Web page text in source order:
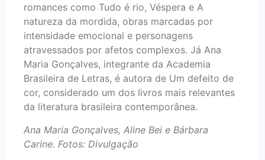
romances como Tudo é rio, Véspera e A
natureza da mordida, obras marcadas por
intensidade emocional e personagens
atravessados por afetos complexos. Já Ana
Maria Gonçalves, integrante da Academia
Brasileira de Letras, é autora de Um defeito de
cor, considerado um dos livros mais relevantes
da literatura brasileira contemporânea.
Ana Maria Gonçalves, Aline Bei e Bárbara
Carine. Fotos: Divulgação